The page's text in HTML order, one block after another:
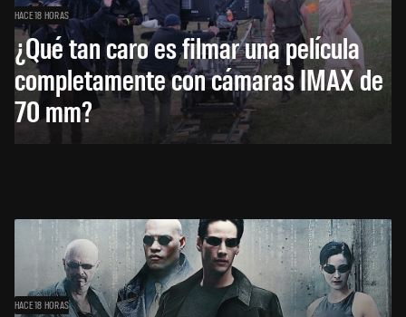
HACE 18 HORAS
¿Qué tan caro es filmar una película
completamente con cámaras IMAX de
70 mm?
HACE 18 HORAS